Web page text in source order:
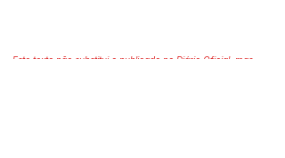
Este texto não substitui o publicado no Diário Oficial, mas